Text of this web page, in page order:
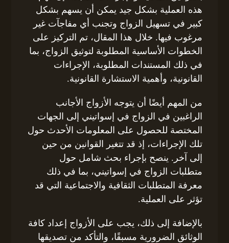
هذه العملية بشكل جيد يمكن أن يسهم بشكل
كبير في تسهيل الزواج وتجنب أي مفاجآت غير
مرغوب فيها. خلال هذا المقال، تم التركيز على
الخطوات الأساسية المطلوبة لتوثيق الزواج، بما
في ذلك المستندات المطلوبة، الإجراءات
القانونية، وأهمية الاستشارة القانونية.
من المهم أيضًا أن يتوجه الأزواج الأجانب
الراغبين في الزواج في إسواتيني إلى الجهات
المختصة للحصول على المعلومات الأحدث حول
تلك الإجراءات، إذ قد تتغير القوانين من حين
إلى آخر. ينصح بإجراء بحث شامل حول
متطلبات الزواج في إسواتيني، بما في ذلك
معرفة المتطلبات الثقافية والاجتماعية التي قد
تؤثر على العملية.
بالإضافة إلى ذلك، يجب على الأزواج إعداد كافة
الوثائق الضرورية مسبقًا، والتأكد من تصديقها